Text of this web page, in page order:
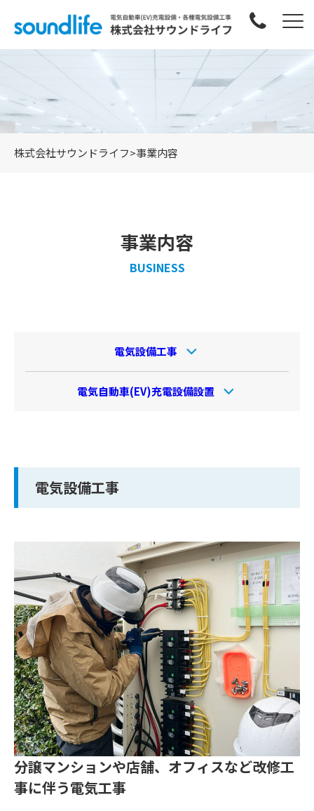
株式会社サウンドライフ>事業内容
事業内容
BUSINESS
電気設備工事
電気自動車(EV)充電設備設置
電気設備工事
分譲マンションや店舗、オフィスなど改修工
事に伴う電気工事